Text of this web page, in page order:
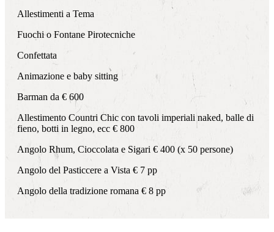
Allestimenti a Tema
Fuochi o Fontane Pirotecniche
Confettata
Animazione e baby sitting
Barman da € 600
Allestimento Countri Chic con tavoli imperiali naked, balle di
fieno, botti in legno, ecc € 800
Angolo Rhum, Cioccolata e Sigari € 400 (x 50 persone)
Angolo del Pasticcere a Vista € 7 pp
Angolo della tradizione romana € 8 pp